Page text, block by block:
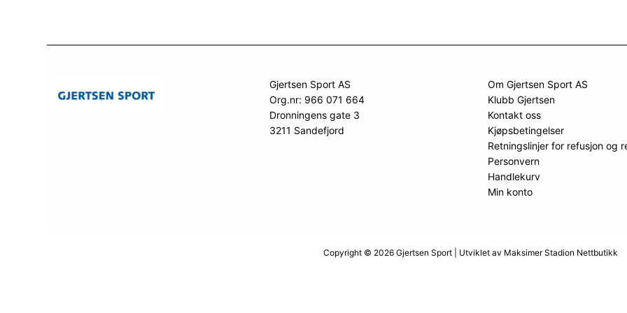
Gjertsen Sport AS
Org.nr: 966 071 664
Dronningens gate 3
3211 Sandefjord
Om Gjertsen Sport AS
Klubb Gjertsen
Kontakt oss
Kjøpsbetingelser
Retningslinjer for refusjon og
Personvern
Handlekurv
Min konto
Copyright © 2026 Gjertsen Sport | Utviklet av Maksimer Stadion Nettbutikk